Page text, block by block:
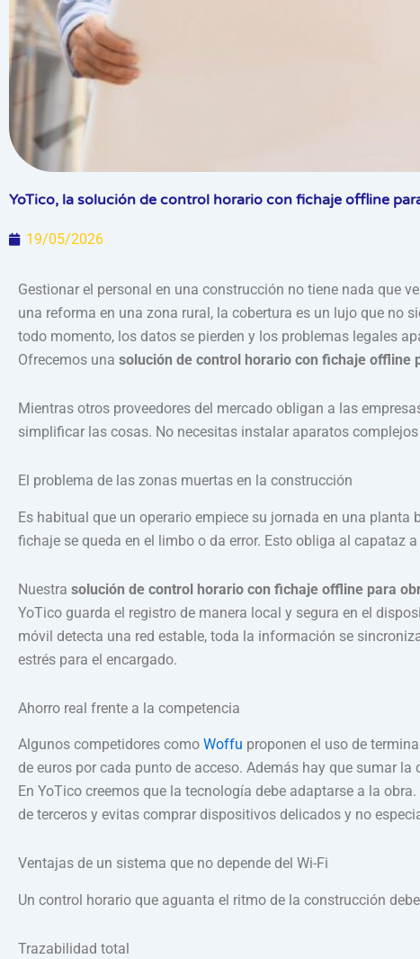
YoTico, la solución de control horario con fichaje offline
19/05/2026
Gestionar el personal en una construcción no tiene nada que
una reforma en una zona rural, la cobertura es un lujo que no
todo momento, los datos se pierden y los problemas legales
Ofrecemos una solución de control horario con fichaje offline
Mientras otros proveedores del mercado obligan a las
simplificar las cosas. No necesitas instalar aparatos
El problema de las zonas muertas en la construcción
Es habitual que un operario empiece su jornada en una
fichaje se queda en el limbo o da error. Esto obliga al capataz
Nuestra solución de control horario con fichaje offline para
YoTico guarda el registro de manera local y segura en el
móvil detecta una red estable, toda la información se
estrés para el encargado.
Ahorro real frente a la competencia
Algunos competidores como Woffu proponen el uso de
de euros por cada punto de acceso. Además hay que sumar
En YoTico creemos que la tecnología debe adaptarse a la
de terceros y evitas comprar dispositivos delicados y no
Ventajas de un sistema que no depende del Wi-Fi
Un control horario que aguanta el ritmo de la construcción
Trazabilidad total